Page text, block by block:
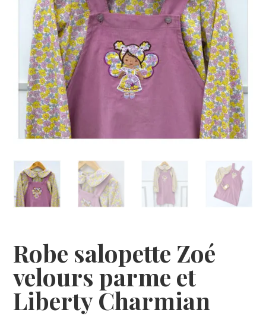
Robe salopette Zoé
velours parme et
Liberty Charmian